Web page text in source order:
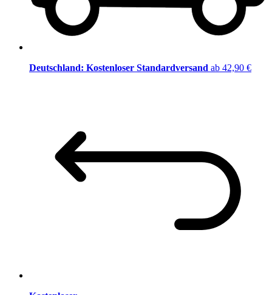
Deutschland: Kostenloser Standardversand ab 42,90 €